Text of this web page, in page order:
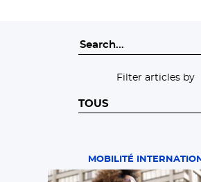
Filter articles by
MOBILITÉ